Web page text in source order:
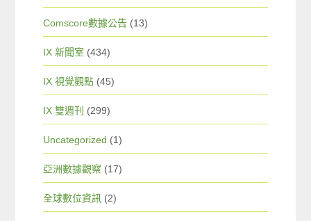
Comscore數據公告 (13)
IX 新聞室 (434)
IX 視覺觀點 (45)
IX 雙週刊 (299)
Uncategorized (1)
亞洲數據觀察 (17)
全球數位資訊 (2)